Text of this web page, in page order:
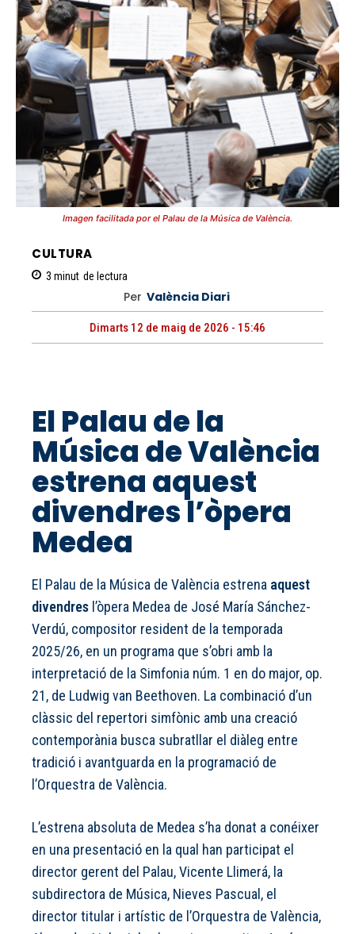
Imagen facilitada por el Palau de la Música de València.
CULTURA
3 minut de lectura
Per València Diari
Dimarts 12 de maig de 2026 - 15:46
El Palau de la
Música de València
estrena aquest
divendres l’òpera
Medea
El Palau de la Música de València estrena aquest
divendres l’òpera Medea de José María Sánchez-
Verdú, compositor resident de la temporada
2025/26, en un programa que s’obri amb la
interpretació de la Simfonia núm. 1 en do major, op.
21, de Ludwig van Beethoven. La combinació d’un
clàssic del repertori simfònic amb una creació
contemporània busca subratllar el diàleg entre
tradició i avantguarda en la programació de
l’Orquestra de València.
L’estrena absoluta de Medea s’ha donat a conéixer
en una presentació en la qual han participat el
director gerent del Palau, Vicente Llimerá, la
subdirectora de Música, Nieves Pascual, el
director titular i artístic de l’Orquestra de València,